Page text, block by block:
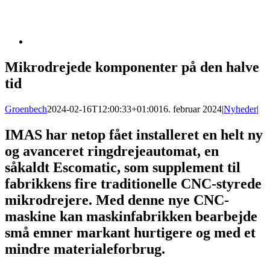
Mikrodrejede komponenter på den halve
tid
Groenbech2024-02-16T12:00:33+01:0016. februar 2024|Nyheder|
IMAS har netop fået installeret en helt ny
og avanceret ringdrejeautomat, en
såkaldt Escomatic, som supplement til
fabrikkens fire traditionelle CNC-styrede
mikrodrejere. Med denne nye CNC-
maskine kan maskinfabrikken bearbejde
små emner markant hurtigere og med et
mindre materialeforbrug.